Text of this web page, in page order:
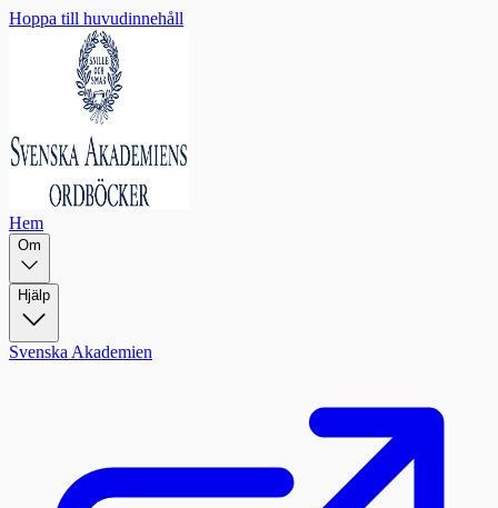
Hoppa till huvudinnehåll
Hem
Om
Hjälp
Svenska Akademien